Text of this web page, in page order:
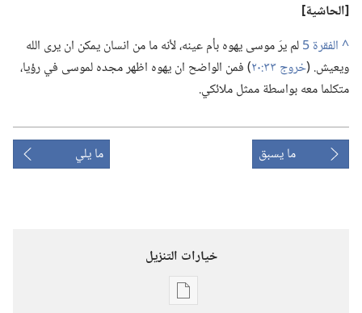
‏[الحاشية]‏
^
لم يرَ موسى يهوه بأم عينه،‏ لأنه ما من انسان يمكن ان يرى الله
ويعيش.‏ (‏خروج ٣٣:‏٢٠
‏)‏ فمن الواضح ان يهوه اظهر مجده لموسى في رؤيا،‏
متكلما معه بواسطة ممثل ملائكي.‏
ما يسبق ما يلي
خيارات التنزيل
خيارات